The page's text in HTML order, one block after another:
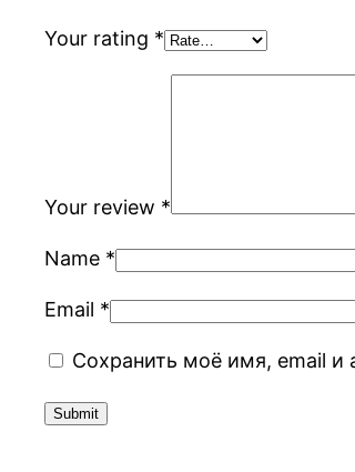
Your rating *
Your review *
Name *
Email *
Сохранить моё имя, email и